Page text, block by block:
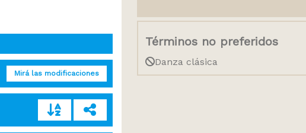
Mirá las modificaciones
Términos no preferidos
Danza clásica